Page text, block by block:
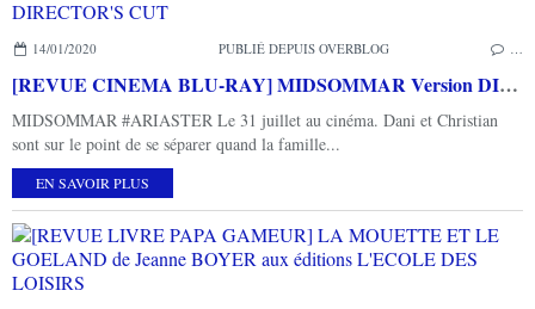
14/01/2020 PUBLIÉ DEPUIS OVERBLOG …
[REVUE CINEMA BLU-RAY] MIDSOMMAR Version DIRECTOR'S CUT
MIDSOMMAR #ARIASTER Le 31 juillet au cinéma. Dani et Christian
sont sur le point de se séparer quand la famille...
EN SAVOIR PLUS